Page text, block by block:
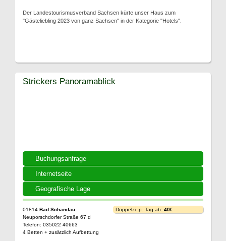
Der Landestourismusverband Sachsen kürte unser Haus zum
"Gästeliebling 2023 von ganz Sachsen" in der Kategorie "Hotels".
Buchungsanfrage
Internetseite
Geografische Lage
Strickers Panoramablick
01814 Bad Schandau
Neuporschdorfer Straße 67 d
Telefon: 035022 40663
4 Betten + zusätzlich Aufbettung
Doppelzi. p. Tag ab: 40€